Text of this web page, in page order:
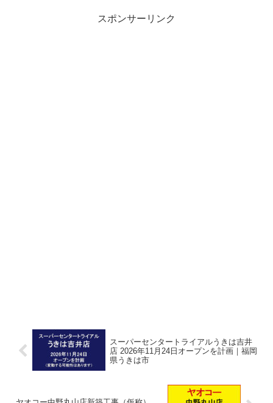
スポンサーリンク
スーパーセンタートライアルうきは吉井
店 2026年11月24日オープンを計画｜福岡
県うきは市